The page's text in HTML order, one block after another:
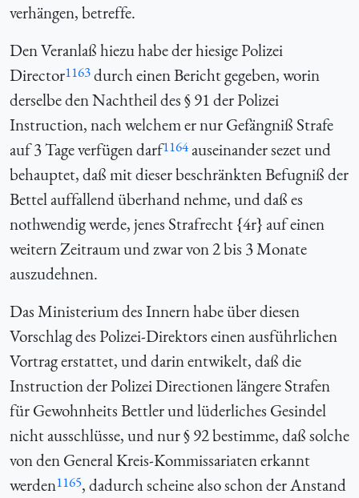
verhängen, betreffe.
Den Veranlaß hiezu habe der hiesige Polizei
Director1163durch einen Bericht gegeben, worin
derselbe den Nachtheil des § 91 der Polizei
Instruction, nach welchem er nur Gefängniß Strafe
auf 3 Tage verfügen darf1164auseinander sezet und
behauptet, daß mit dieser beschränkten Befugniß der
Bettel auffallend überhand nehme, und daß es
nothwendig werde, jenes Strafrecht {4r} auf einen
weitern Zeitraum und zwar von 2 bis 3 Monate
auszudehnen.
Das Ministerium des Innern habe über diesen
Vorschlag des Polizei-Direktors einen ausführlichen
Vortrag erstattet, und darin entwikelt, daß die
Instruction der Polizei Directionen längere Strafen
für Gewohnheits Bettler und lüderliches Gesindel
nicht ausschlüsse, und nur § 92 bestimme, daß solche
von den General Kreis-Kommissariaten erkannt
werden1165, dadurch scheine also schon der Anstand